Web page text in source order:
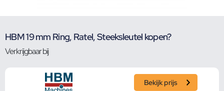
HBM 19 mm Ring, Ratel, Steeksleutel kopen?
Verkrijgbaar bij
Bekijk prijs